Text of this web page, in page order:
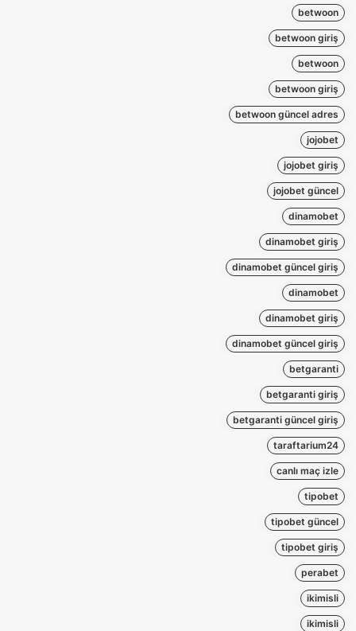
betwoon
betwoon giriş
betwoon
betwoon giriş
betwoon güncel adres
jojobet
jojobet giriş
jojobet güncel
dinamobet
dinamobet giriş
dinamobet güncel giriş
dinamobet
dinamobet giriş
dinamobet güncel giriş
betgaranti
betgaranti giriş
betgaranti güncel giriş
taraftarium24
canlı maç izle
tipobet
tipobet güncel
tipobet giriş
perabet
ikimisli
ikimisli